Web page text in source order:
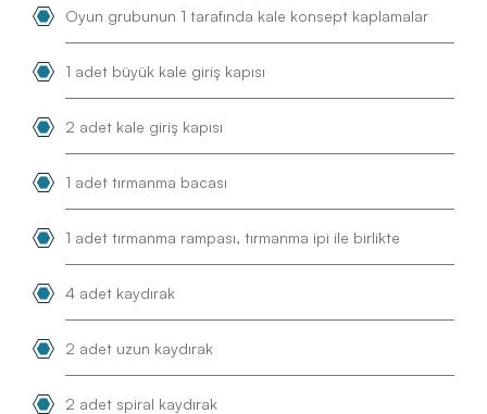
Oyun grubunun 1 tarafında kale konsept kaplamalar
1 adet büyük kale giriş kapısı
2 adet kale giriş kapısı
1 adet tırmanma bacası
1 adet tırmanma rampası, tırmanma ipi ile birlikte
4 adet kaydırak
2 adet uzun kaydırak
2 adet spiral kaydırak